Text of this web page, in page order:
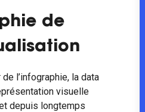
de
l’infographie, la data
visuelle
depuis longtemps